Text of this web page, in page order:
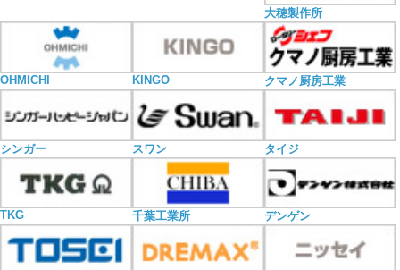
大穂製作所
OHMICHI KINGO クマノ厨房工業
シンガー スワン タイジ
TKG 千葉工業所 デンゲン